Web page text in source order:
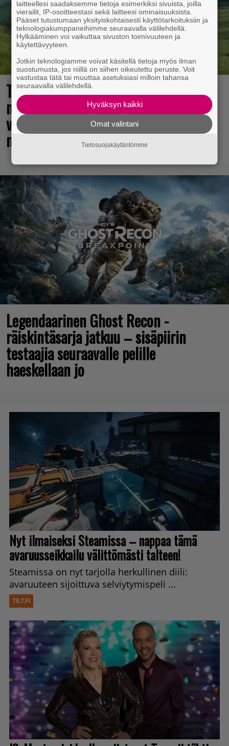
The Legend of Zelda -elokuvan
näyttelijöistä huhuillaan ahkerasti –
vastikään menehtynyt Sam Neill
mukana?
Legendaarinen Ghost Recon -
räiskintäsarja jatkuu – sisäpiirin
testaajia seuraavalle pelille
haeskellaan jo
laitteellesi saadaksemme tietoja esimerkiksi sivuista, joilla
vierailit, IP-osoitteestasi sekä laitteesi ominaisuuksista.
Pääset tutustumaan yksityiskohtaisesti käyttötarkoituksiin ja
teknologiakumppaneihimme seuraavalla välilehdellä.
Hylkääminen voi vaikuttaa sivuston toimivuuteen ja
käytettävyyteen.
Jotkin teknologiamme voivat käsitellä tietoja myös ilman
suostumusta, jos niillä on siihen oikeutettu peruste. Voit
vastustaa tätä tai muuttaa asetuksiasi milloin tahansa
seuraavalla välilehdellä.
Hyväksyn kaikki
Omat valintani
Tietosuojakäytäntömme